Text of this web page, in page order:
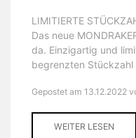
LIMITIERTE
Das neue
da. Einzigartig und
begrenzten
Gepostet am 13.12.2022
WEITER LESEN